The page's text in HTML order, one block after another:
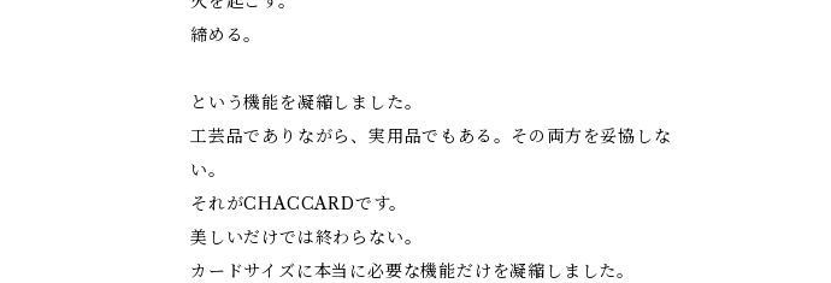
締める。
という機能を凝縮しました。
工芸品でありながら、実用品でもある。その両方を妥協しな
い。
それがCHACCARDです。
美しいだけでは終わらない。
カードサイズに本当に必要な機能だけを凝縮しました。